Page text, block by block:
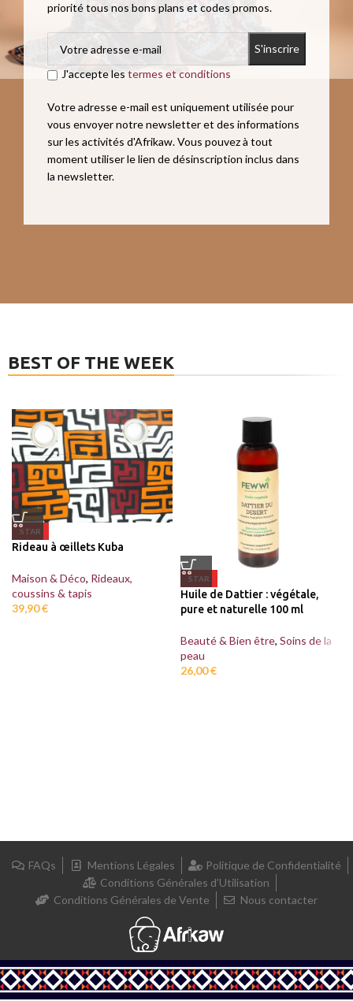
priorité tous nos bons plans et codes promos.
J'accepte les termes et conditions
Votre adresse e-mail est uniquement utilisée pour
vous envoyer notre newsletter et des informations
sur les activités d'Afrikaw. Vous pouvez à tout
moment utiliser le lien de désinscription inclus dans
la newsletter.
BEST OF THE WEEK
STAR
Rideau à œillets Kuba
Maison & Déco, Rideaux,
coussins & tapis
39,90€
STAR
Huile de Dattier : végétale,
pure et naturelle 100 ml
Beauté & Bien être, Soins de la
peau
26,00€
FAQs Mentions Légales
Politique de Confidentialité
Conditions Générales d’Utilisation
Conditions Générales de Vente
Nous contacter